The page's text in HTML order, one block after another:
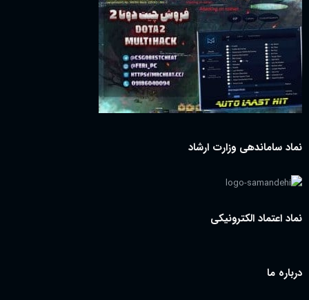
نماد ساماندهی وزارت ارشاد
نماد اعتماد الکترونیکی
درباره ما